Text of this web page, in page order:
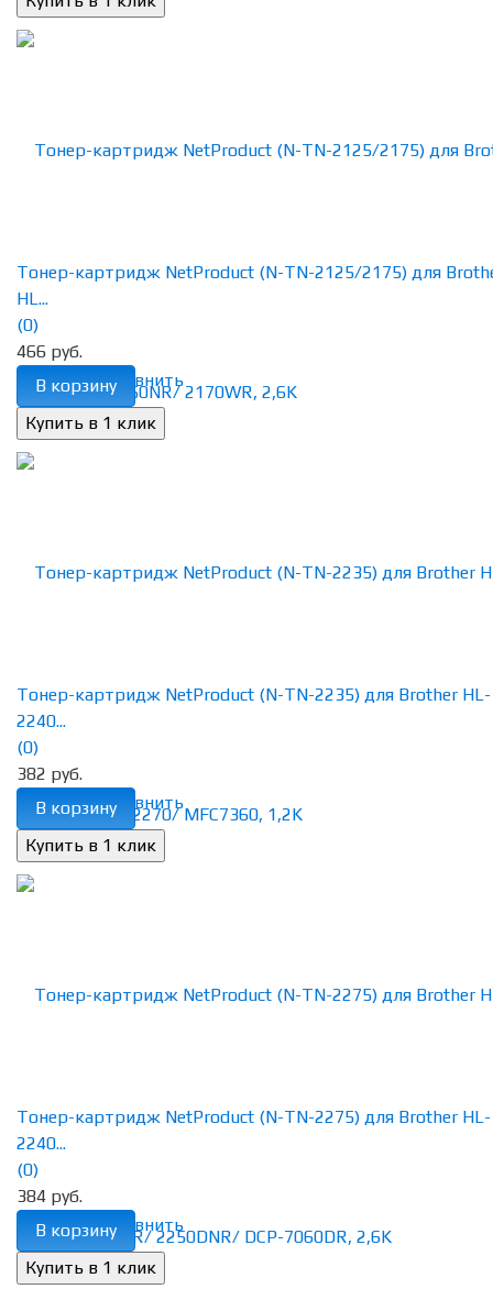
избранное сравнить
Тонер-картридж NetProduct (N-TN-2125/2175) для
HL...
(0)
466 руб.
В корзину
избранное сравнить
Тонер-картридж NetProduct (N-TN-2235) для Brother HL-
2240...
(0)
382 руб.
В корзину
избранное сравнить
Тонер-картридж NetProduct (N-TN-2275) для Brother HL-
2240...
(0)
384 руб.
В корзину